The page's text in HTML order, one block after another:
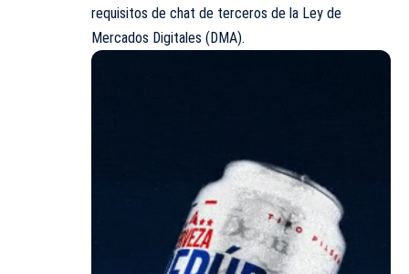
requisitos de chat de terceros de la Ley de
Mercados Digitales (DMA).